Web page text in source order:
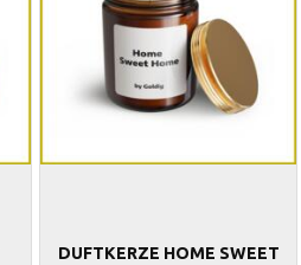
DUFTKERZE HOME SWEET